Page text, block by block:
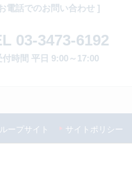
電話でのお問い合わせ ]
03-3473-6192
付時間 平日 9:00～17:00
ープサイト サイトポリシー